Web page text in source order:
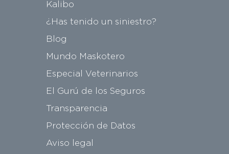
Kalibo
¿Has tenido un siniestro?
Blog
Mundo Maskotero
Especial Veterinarios
El Gurú de los Seguros
Transparencia
Protección de Datos
Aviso legal